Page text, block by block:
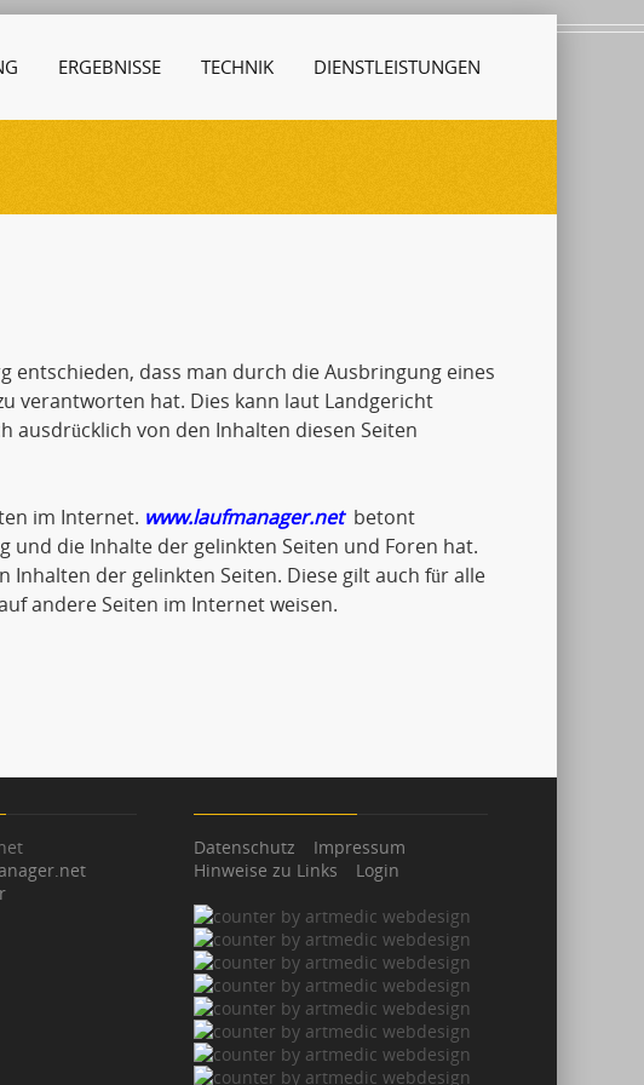
ERGEBNISSE TECHNIK DIENSTLEISTUNGEN
entschieden, dass man durch die Ausbringung eines
verantworten hat. Dies kann laut Landgericht
von den Inhalten diesen Seiten
im Internet. www.laufmanager.netbetont
und die Inhalte der gelinkten Seiten und Foren hat.
der gelinkten Seiten. Diese gilt auch für alle
andere Seiten im Internet weisen.
Datenschutz
Impressum
Hinweise zu Links
Login